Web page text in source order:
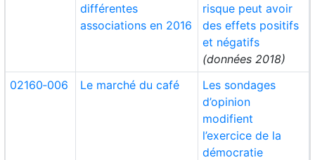
différentes
associations en 2016
risque peut avoir
des effets positifs
et négatifs
(données 2018)
02160‑006
Le marché du café
Les sondages
d’opinion
modifient
l’exercice de la
démocratie